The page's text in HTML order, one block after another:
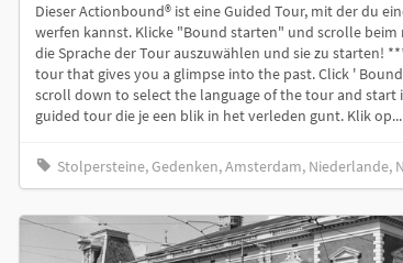
Dieser Actionbound® ist eine Guided Tour, mit der du
werfen kannst. Klicke "Bound starten" und scrolle
die Sprache der Tour auszuwählen und sie zu starten!
tour that gives you a glimpse into the past. Click '
scroll down to select the language of the tour and start
guided tour die je een blik in het verleden gunt. Klik op...
Stolpersteine, Gedenken, Amsterdam, Niederlande,